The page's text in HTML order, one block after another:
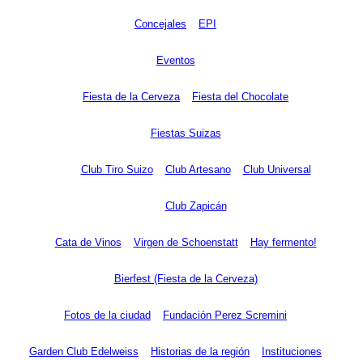
Concejales EPI
Eventos
Fiesta de la Cerveza Fiesta del Chocolate
Fiestas Suizas
Club Tiro Suizo Club Artesano Club Universal
Club Zapicán
Cata de Vinos Virgen de Schoenstatt Hay fermento!
Bierfest (Fiesta de la Cerveza)
Fotos de la ciudad Fundación Perez Scremini
Garden Club Edelweiss Historias de la región Instituciones